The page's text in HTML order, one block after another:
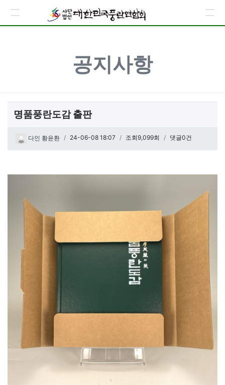
공지사항
명품풍란도감 출판
페이지 정보
다인 황윤환 작성일
24-06-08 18:07 조회9,099회 댓글0건